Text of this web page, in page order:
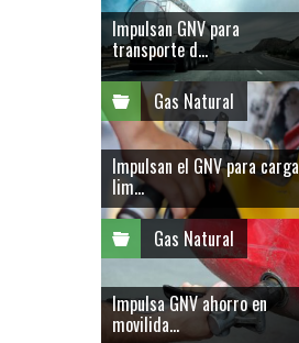
Impulsan GNV para
transporte d...
Gas Natural
Impulsan el GNV para carga
lim...
Gas Natural
Impulsa GNV ahorro en
movilida...